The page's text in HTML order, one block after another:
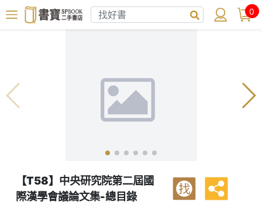
0
【T58】中央研究院第二屆國
際漢學會議論文集-總目錄
找